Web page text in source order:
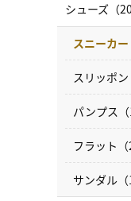
シューズ（
スニーカー
スリッポン
パンプス（
フラット（
サンダル（